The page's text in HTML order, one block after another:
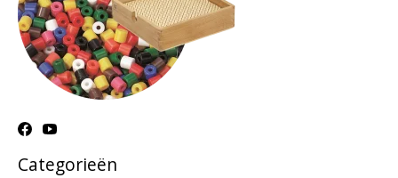
Categorieën